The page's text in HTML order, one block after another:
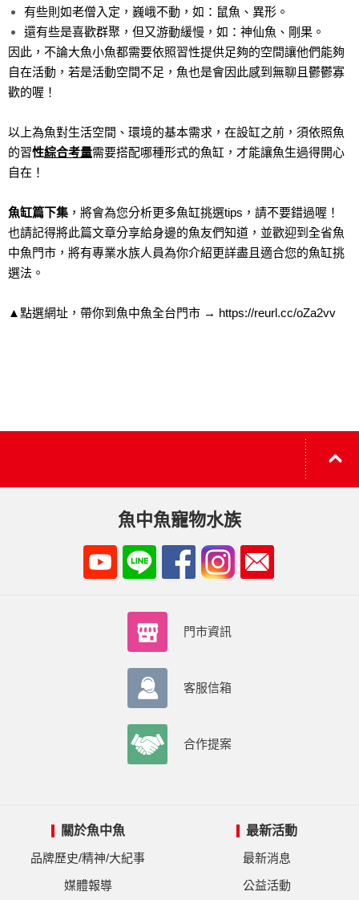
有些則如老僧入定，巍峨不動，如：鼠魚、異形。
還有些是喜歡群聚，但又游動緩慢，如：神仙魚、剛果。
因此，不論大魚小魚都需要依照習性提供足夠的空間讓他們能夠
自在活動，若是活動空間不足，魚也是會因此感到無聊且鬱鬱寡
歡的喔！
以上為魚對生活空間、環境的基本需求，在設缸之前，須依照魚
的習性綜合考量需要搭配哪種形式的魚缸，才能讓魚生過得開心
自在！
魚缸篇下集 ，將會為您分析更多魚缸挑選tips，請不要錯過喔！
也請記得將此篇文章分享給身邊的魚友們知道，並歡迎到全省魚
中魚門市，將有專業水族人員為你介紹更詳盡且適合您的魚缸挑
選法。
▲點選網址，帶你到魚中魚全台門市 → https://reurl.cc/oZa2vv
魚中魚寵物水族
門市資訊
客服信箱
合作提案
關於魚中魚
品牌歷史/精神/大紀事
媒體報導
最新活動
最新消息
公益活動